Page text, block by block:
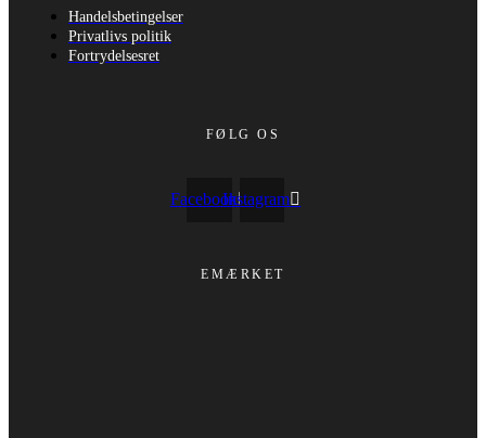
Handelsbetingelser
Privatlivs politik
Fortrydelsesret
FØLG OS
FacebookInstagram
EMÆRKET